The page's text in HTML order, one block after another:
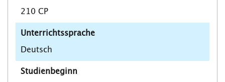
210 CP
Unterrichtssprache
Deutsch
Studienbeginn